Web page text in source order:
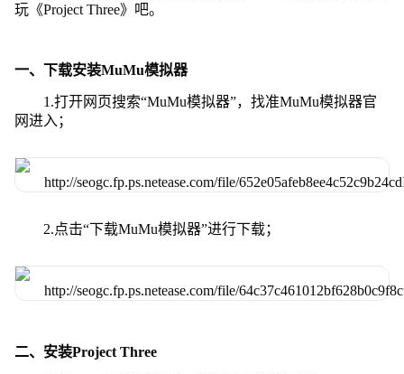
玩《Project Three》吧。
一、下载安装MuMu模拟器
1.打开网页搜索“MuMu模拟器”，找准MuMu模拟器官
网进入；
2.点击“下载MuMu模拟器”进行下载；
二、安装Project Three